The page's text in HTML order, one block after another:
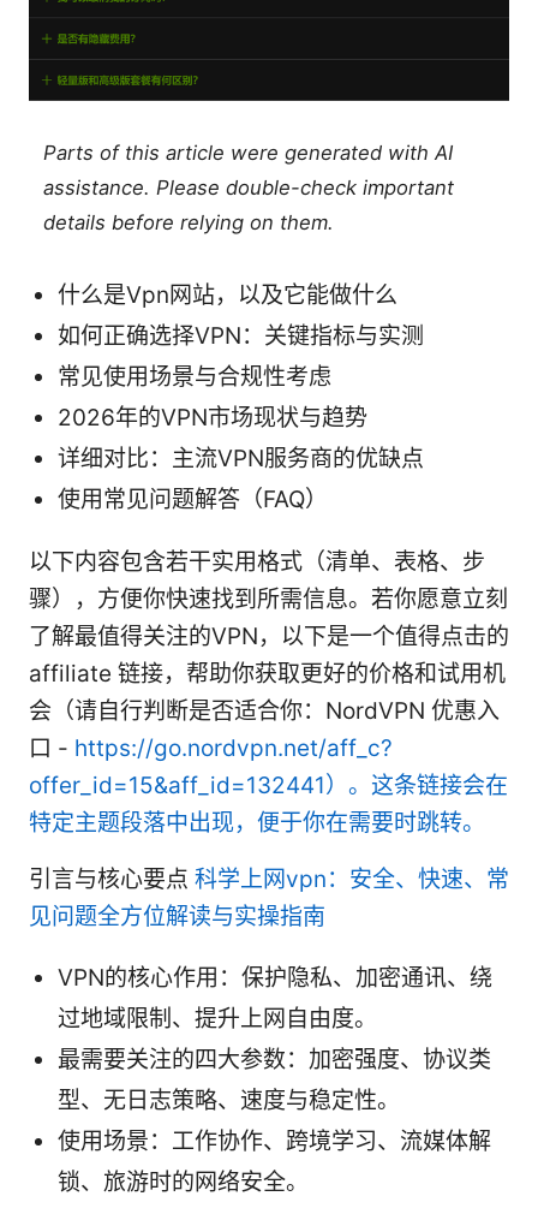
Parts of this article were generated with AI
assistance. Please double-check important
details before relying on them.
什么是Vpn网站，以及它能做什么
如何正确选择VPN：关键指标与实测
常见使用场景与合规性考虑
2026年的VPN市场现状与趋势
详细对比：主流VPN服务商的优缺点
使用常见问题解答（FAQ）
以下内容包含若干实用格式（清单、表格、步
骤），方便你快速找到所需信息。若你愿意立刻
了解最值得关注的VPN，以下是一个值得点击的
affiliate 链接，帮助你获取更好的价格和试用机
会（请自行判断是否适合你：NordVPN 优惠入
口 - https://go.nordvpn.net/aff_c?
offer_id=15&aff_id=132441）。这条链接会在
特定主题段落中出现，便于你在需要时跳转。
引言与核心要点 科学上网vpn：安全、快速、常
见问题全方位解读与实操指南
VPN的核心作用：保护隐私、加密通讯、绕
过地域限制、提升上网自由度。
最需要关注的四大参数：加密强度、协议类
型、无日志策略、速度与稳定性。
使用场景：工作协作、跨境学习、流媒体解
锁、旅游时的网络安全。